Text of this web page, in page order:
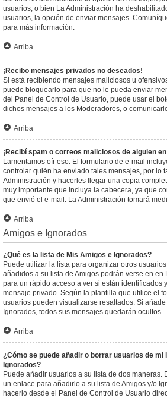
usuarios, o bien La Administración ha
usuarios, la opción de enviar mensajes.
para más información.
Arriba
¡Recibo mensajes privados no deseados!
Si está recibiendo mensajes maliciosos u
puede bloquearlo para que no le pueda enviar
del Panel de Control de Usuario, puede usar el
dichos mensajes a los Moderadores, o
Arriba
¡Recibí spam o correos maliciosos de alguien
Lamentamos oír eso. El formulario de e-mail
controlar quién ha enviado tales mensajes, por lo
Administración y hacerles llegar una copia
muy importante que incluya la cabecera, ya que
que envió el e-mail. La Administración tomará
Arriba
Amigos e Ignorados
¿Qué es la lista de Mis Amigos e Ignorados?
Puede utilizar la lista para organizar otros
añadidos a su lista de Amigos podrán verse en
para un rápido acceso a ver si están identificados
mensaje privado. Según la plantilla que utilice el
usuarios pueden visualizarse resaltados. Si
Ignorados, todos sus mensajes quedarán ocultos.
Arriba
¿Cómo se puede añadir o borrar usuarios de mi
Ignorados?
Puede añadir usuarios a su lista de dos maneras.
un enlace para añadirlo a su lista de Amigos y/o
hacerlo desde el Panel de Control de Usuario